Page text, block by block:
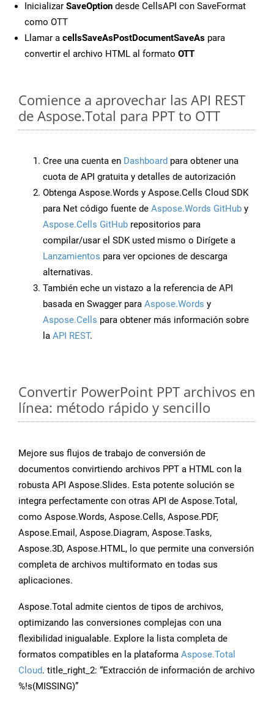
Inicializar SaveOption desde CellsAPI con SaveFormat
como OTT
Llamar a cellsSaveAsPostDocumentSaveAs para
convertir el archivo HTML al formato OTT
Comience a aprovechar las API REST
de Aspose.Total para PPT to OTT
Cree una cuenta en Dashboard para obtener una
cuota de API gratuita y detalles de autorización
Obtenga Aspose.Words y Aspose.Cells Cloud SDK
para Net código fuente de Aspose.Words GitHub y
Aspose.Cells GitHub repositorios para
compilar/usar el SDK usted mismo o Dirígete a
Lanzamientos para ver opciones de descarga
alternativas.
También eche un vistazo a la referencia de API
basada en Swagger para Aspose.Words y
Aspose.Cells para obtener más información sobre
la API REST.
Convertir PowerPoint PPT archivos en
línea: método rápido y sencillo
Mejore sus flujos de trabajo de conversión de
documentos convirtiendo archivos PPT a HTML con la
robusta API Aspose.Slides. Esta potente solución se
integra perfectamente con otras API de Aspose.Total,
como Aspose.Words, Aspose.Cells, Aspose.PDF,
Aspose.Email, Aspose.Diagram, Aspose.Tasks,
Aspose.3D, Aspose.HTML, lo que permite una conversión
completa de archivos multiformato en todas sus
aplicaciones.
Aspose.Total admite cientos de tipos de archivos,
optimizando las conversiones complejas con una
flexibilidad inigualable. Explore la lista completa de
formatos compatibles en la plataforma Aspose.Total
Cloud. title_right_2: “Extracción de información de archivo
%!s(MISSING)”